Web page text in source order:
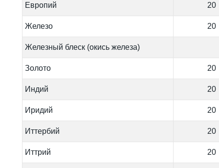
Европий 20
Железо 20
Железный блеск (окись железа)
Золото 20
Индий 20
Иридий 20
Иттербий 20
Иттрий 20